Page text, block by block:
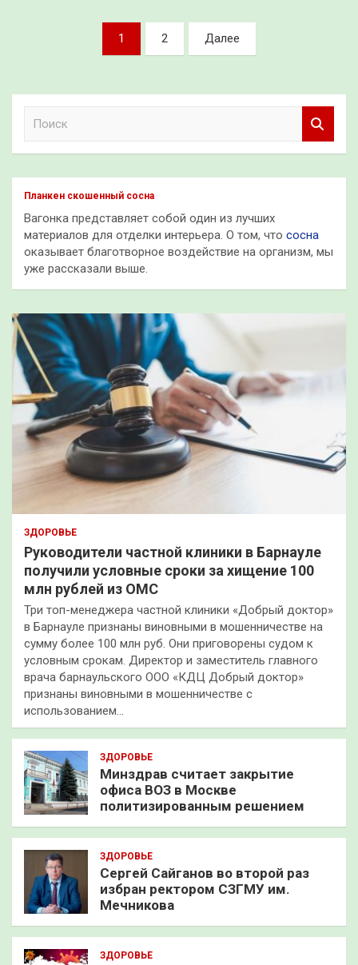
1 2 Далее
к
Планкен скошенный сосна
Вагонка представляет собой один из лучших
материалов для отделки интерьера. О том, что сосна
оказывает благотворное воздействие на организм, мы
уже рассказали выше.
ЗДОРОВЬЕ
Руководители частной клиники в Барнауле
получили условные сроки за хищение 100
млн рублей из ОМС
Три топ-менеджера частной клиники «Добрый доктор»
в Барнауле признаны виновными в мошенничестве на
сумму более 100 млн руб. Они приговорены судом к
условным срокам. Директор и заместитель главного
врача барнаульского ООО «КДЦ Добрый доктор»
признаны виновными в мошенничестве с
использованием…
ЗДОРОВЬЕ
Минздрав считает закрытие
офиса ВОЗ в Москве
политизированным решением
ЗДОРОВЬЕ
Сергей Сайганов во второй раз
избран ректором СЗГМУ им.
Мечникова
ЗДОРОВЬЕ